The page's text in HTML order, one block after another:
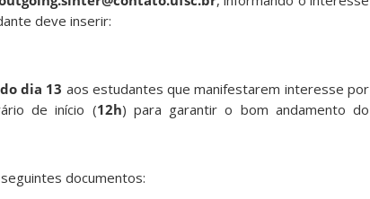
deve inserir:
dia 13 aos estudantes que manifestarem interesse por
de início (12h) para garantir o bom andamento do
documentos: